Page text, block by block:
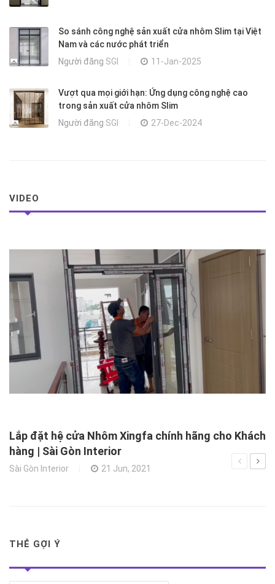
So sánh công nghệ sản xuất cửa nhôm Slim tại Việt
Nam và các nước phát triển
Người đăng SGI 11-Jan-2025
Vượt qua mọi giới hạn: Ứng dụng công nghệ cao
trong sản xuất cửa nhôm Slim
Người đăng SGI 27-Dec-2024
VIDEO
Lắp đặt hệ cửa Nhôm Xingfa chính hãng cho Khách
hàng | Sài Gòn Interior
Sài Gòn Interior 21 Jun, 2021
THẺ GỢI Ý